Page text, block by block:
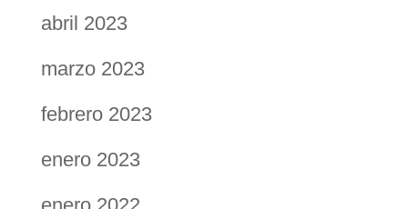
abril 2023
marzo 2023
febrero 2023
enero 2023